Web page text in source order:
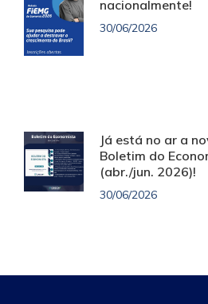
nacionalmente!
30/06/2026
Já está no ar a
Boletim do
(abr./jun. 2026)!
30/06/2026